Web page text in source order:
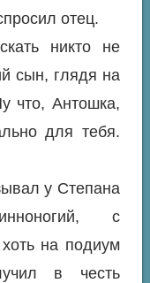
отец.
никто не
сын, глядя на
что, Антошка,
для тебя.
у Степана
с
на подиум
в честь